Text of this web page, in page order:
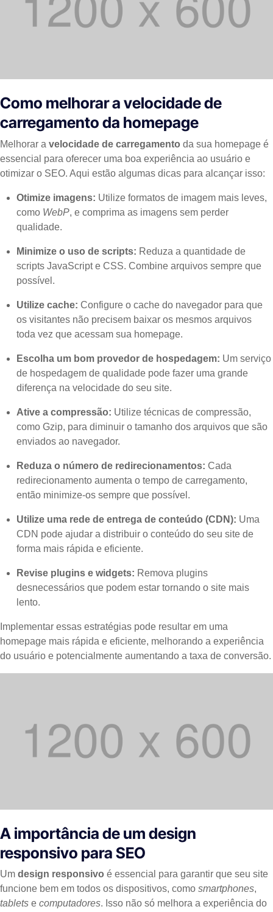
Como melhorar a velocidade de
carregamento da homepage
Melhorar a velocidade de carregamento da sua homepage é
essencial para oferecer uma boa experiência ao usuário e
otimizar o SEO. Aqui estão algumas dicas para alcançar isso:
Otimize imagens: Utilize formatos de imagem mais leves,
como WebP, e comprima as imagens sem perder
qualidade.
Minimize o uso de scripts: Reduza a quantidade de
scripts JavaScript e CSS. Combine arquivos sempre que
possível.
Utilize cache: Configure o cache do navegador para que
os visitantes não precisem baixar os mesmos arquivos
toda vez que acessam sua homepage.
Escolha um bom provedor de hospedagem: Um serviço
de hospedagem de qualidade pode fazer uma grande
diferença na velocidade do seu site.
Ative a compressão: Utilize técnicas de compressão,
como Gzip, para diminuir o tamanho dos arquivos que são
enviados ao navegador.
Reduza o número de redirecionamentos: Cada
redirecionamento aumenta o tempo de carregamento,
então minimize-os sempre que possível.
Utilize uma rede de entrega de conteúdo (CDN): Uma
CDN pode ajudar a distribuir o conteúdo do seu site de
forma mais rápida e eficiente.
Revise plugins e widgets: Remova plugins
desnecessários que podem estar tornando o site mais
lento.
Implementar essas estratégias pode resultar em uma
homepage mais rápida e eficiente, melhorando a experiência
do usuário e potencialmente aumentando a taxa de conversão.
A importância de um design
responsivo para SEO
Um design responsivo é essencial para garantir que seu site
funcione bem em todos os dispositivos, como smartphones,
tablets e computadores. Isso não só melhora a experiência do